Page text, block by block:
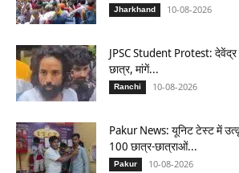
Jharkhand 10-08-2026
JPSC Student Protest: देवेंद्र
छात्र, मांगें...
Ranchi 10-08-2026
Pakur News: यूनिट टेस्ट में
100 छात्र-छात्राओं...
Pakur 10-08-2026